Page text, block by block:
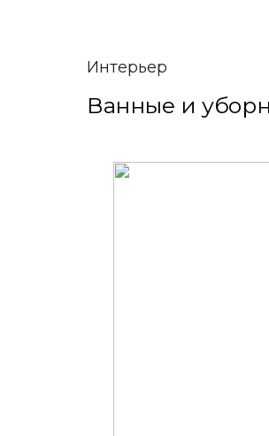
Интерьер
Ванные и